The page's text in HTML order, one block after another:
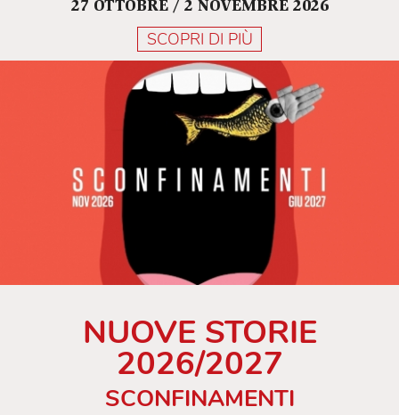
27 OTTOBRE / 2 NOVEMBRE 2026
SCOPRI DI PIÙ
NUOVE STORIE
2026/2027
SCONFINAMENTI